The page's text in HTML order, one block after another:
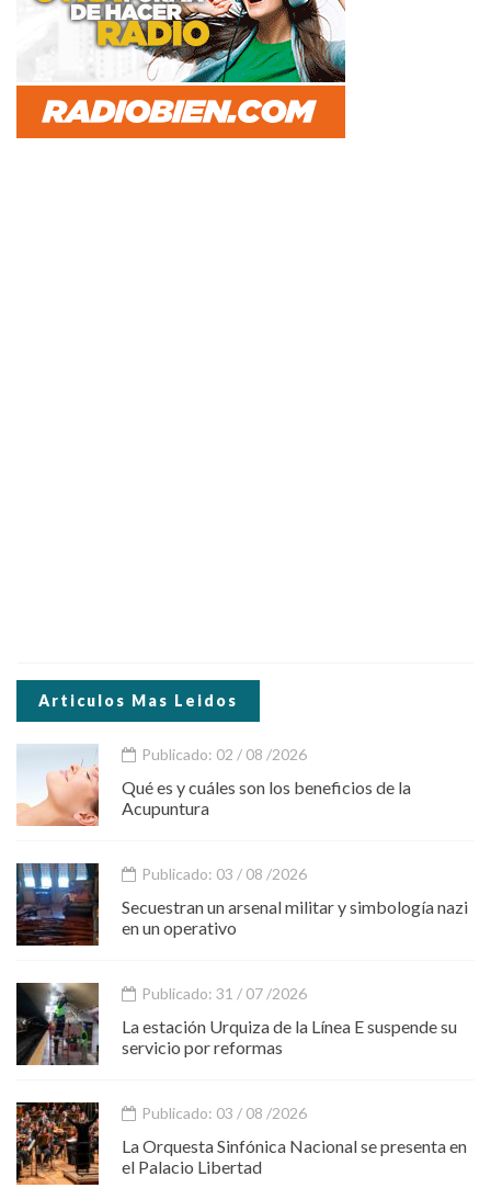
Articulos Mas Leidos
Publicado: 02 / 08 /2026
Qué es y cuáles son los beneficios de la
Acupuntura
Publicado: 03 / 08 /2026
Secuestran un arsenal militar y simbología nazi
en un operativo
Publicado: 31 / 07 /2026
La estación Urquiza de la Línea E suspende su
servicio por reformas
Publicado: 03 / 08 /2026
La Orquesta Sinfónica Nacional se presenta en
el Palacio Libertad